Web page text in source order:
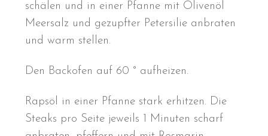
schälen und in einer Pfanne mit Olivenöl
Meersalz und gezupfter Petersilie anbraten
und warm stellen.
Den Backofen auf 60 ° aufheizen.
Rapsöl in einer Pfanne stark erhitzen. Die
Steaks pro Seite jeweils 1 Minuten scharf